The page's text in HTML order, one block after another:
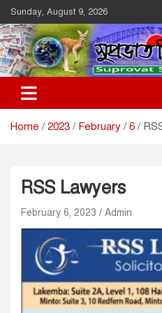
Skip
to
content
Sunday, August 9, 2026
Suprovat
The Leading Bangladesh
Home 2023 February 6
RSS Lawyers
February 6, 2023 Admin